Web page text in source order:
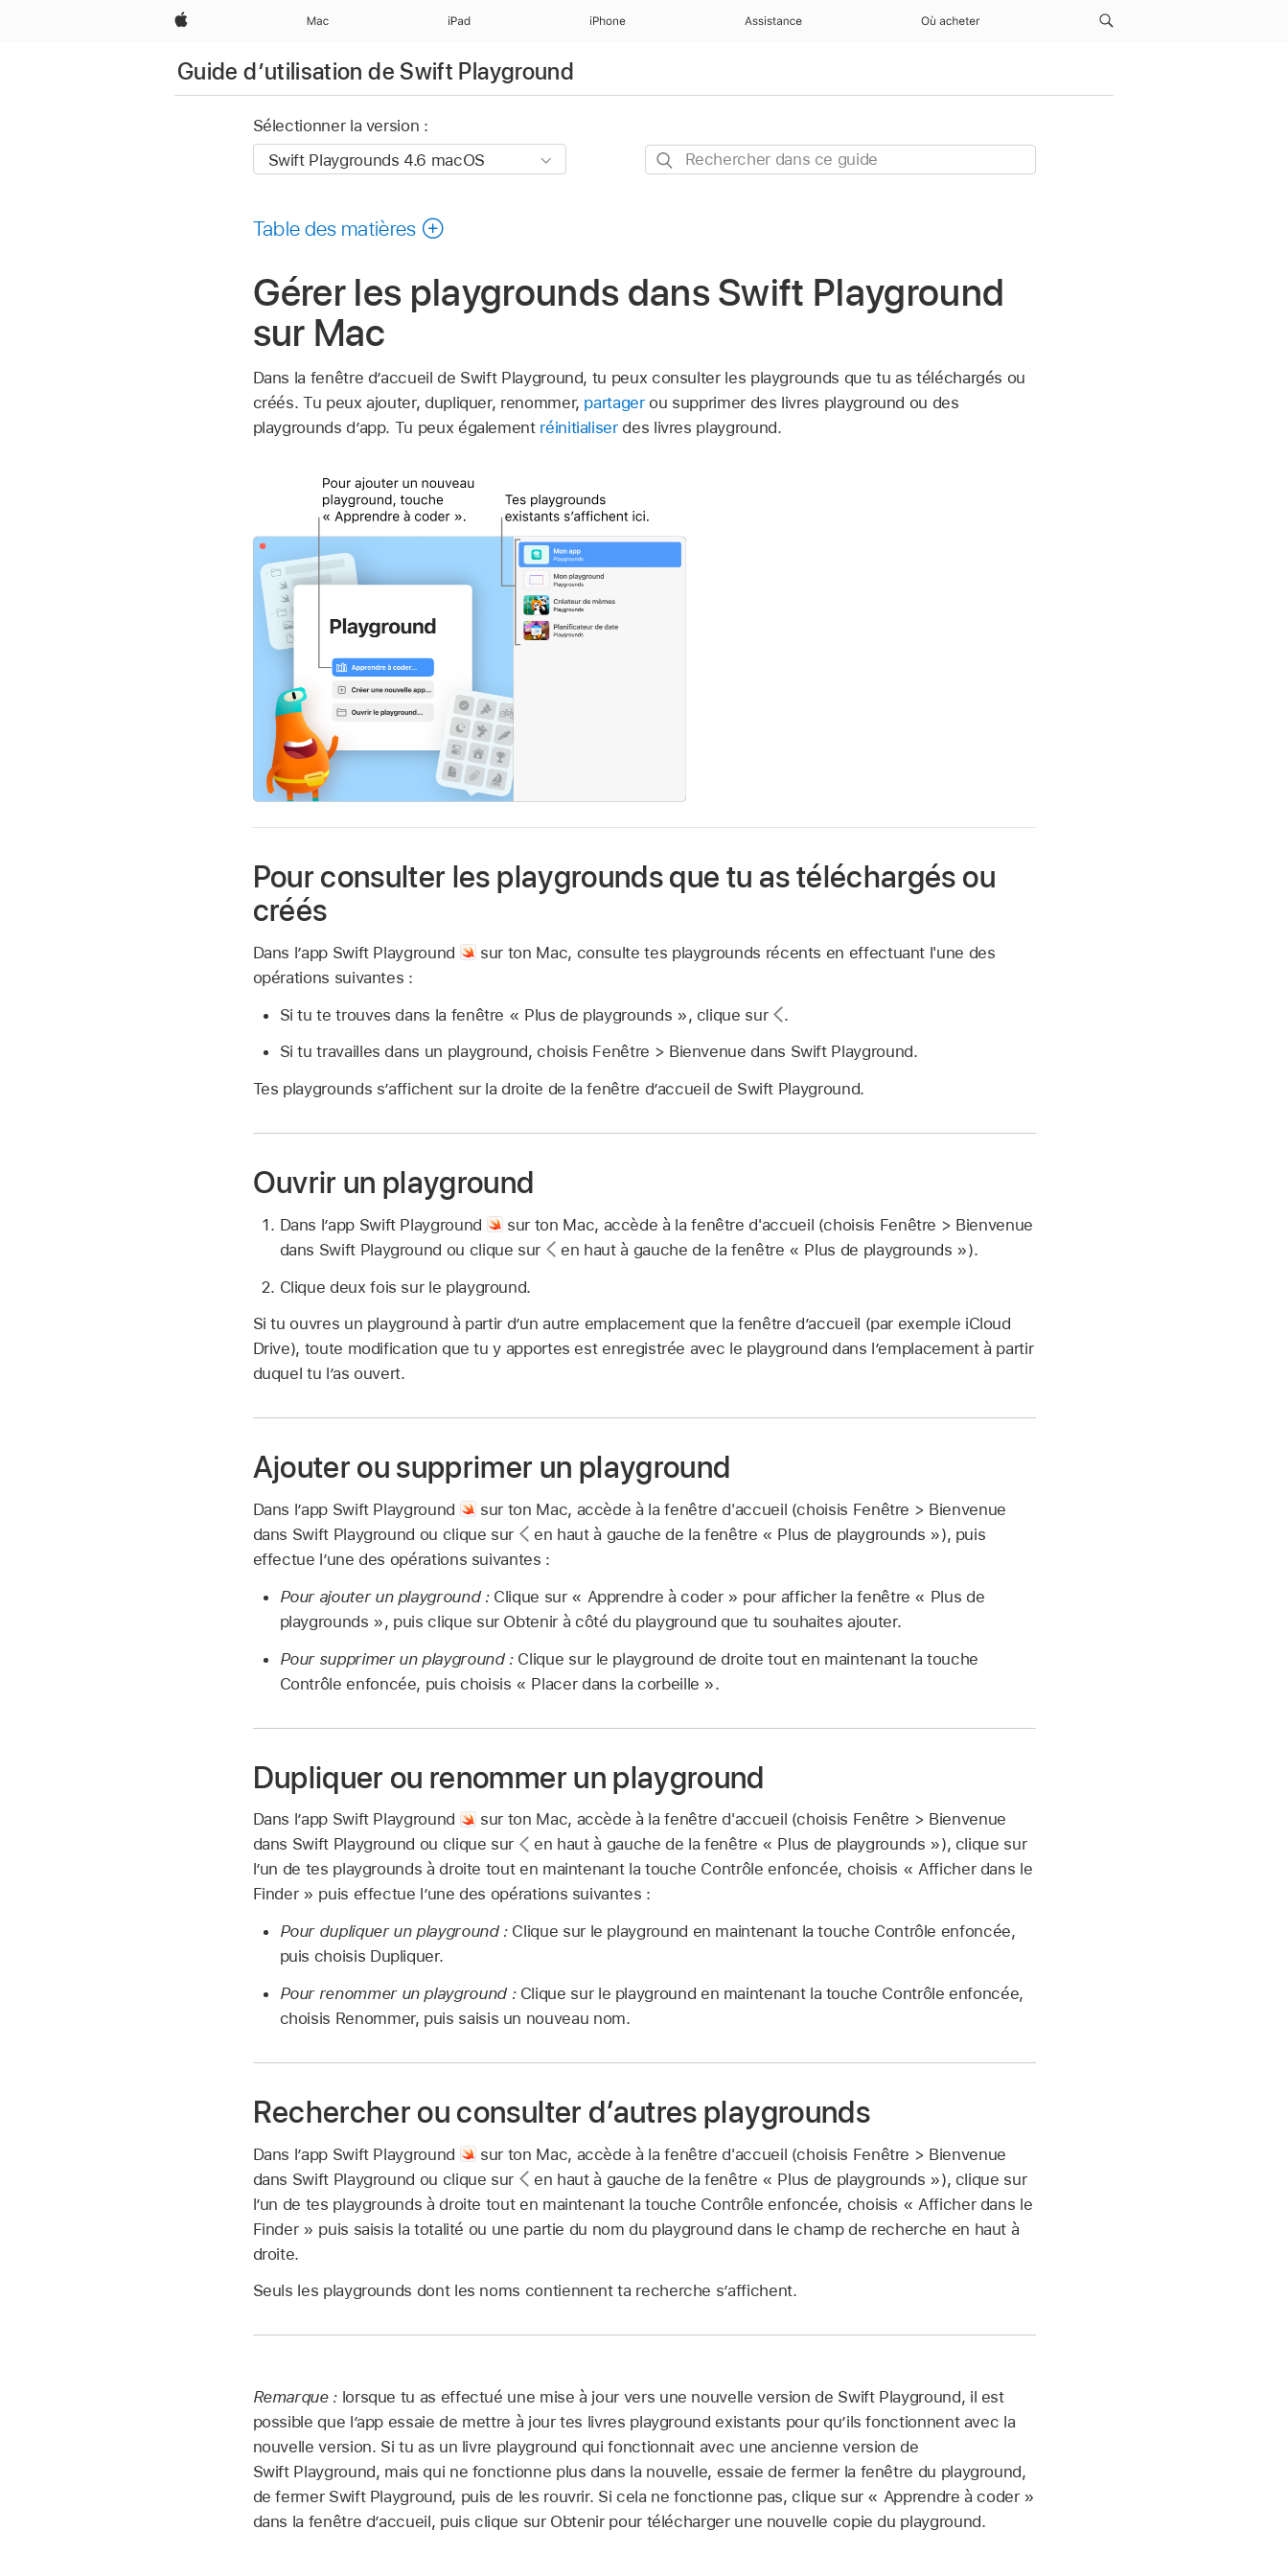
Apple Mac iPad iPhone Assistance Où acheter
Guide d’utilisation de Swift Playground
Sélectionner la version :
Rechercher
Table des matières
Gérer les playgrounds dans Swift Playground
sur Mac
Dans la fenêtre d’accueil de Swift Playground, tu peux consulter les playgrounds que tu as téléchargés ou
créés. Tu peux ajouter, dupliquer, renommer, partagerou supprimer des livres playground ou des
playgrounds d’app. Tu peux également réinitialiserdes livres playground.
Pour consulter les playgrounds que tu as téléchargés ou
créés
Dans l’app Swift Playground
sur ton Mac, consulte tes playgrounds récents en effectuant l'une des
opérations suivantes :
Si tu te trouves dans la fenêtre « Plus de playgrounds », clique sur
.
Si tu travailles dans un playground, choisis Fenêtre > Bienvenue dans Swift Playground.
Tes playgrounds s’affichent sur la droite de la fenêtre d’accueil de Swift Playground.
Ouvrir un playground
Dans l’app Swift Playground
sur ton Mac, accède à la fenêtre d'accueil (choisis Fenêtre > Bienvenue
dans Swift Playground ou clique sur
en haut à gauche de la fenêtre « Plus de playgrounds »).
Clique deux fois sur le playground.
Si tu ouvres un playground à partir d’un autre emplacement que la fenêtre d’accueil (par exemple iCloud
Drive), toute modification que tu y apportes est enregistrée avec le playground dans l’emplacement à partir
duquel tu l’as ouvert.
Ajouter ou supprimer un playground
Dans l’app Swift Playground
sur ton Mac, accède à la fenêtre d'accueil (choisis Fenêtre > Bienvenue
dans Swift Playground ou clique sur
en haut à gauche de la fenêtre « Plus de playgrounds »), puis
effectue l’une des opérations suivantes :
Pour ajouter un playground :Clique sur « Apprendre à coder » pour afficher la fenêtre « Plus de
playgrounds », puis clique sur Obtenir à côté du playground que tu souhaites ajouter.
Pour supprimer un playground :Clique sur le playground de droite tout en maintenant la touche
Contrôle enfoncée, puis choisis « Placer dans la corbeille ».
Dupliquer ou renommer un playground
Dans l’app Swift Playground
sur ton Mac, accède à la fenêtre d'accueil (choisis Fenêtre > Bienvenue
dans Swift Playground ou clique sur
en haut à gauche de la fenêtre « Plus de playgrounds »), clique sur
l’un de tes playgrounds à droite tout en maintenant la touche Contrôle enfoncée, choisis « Afficher dans le
Finder » puis effectue l’une des opérations suivantes :
Pour dupliquer un playground :Clique sur le playground en maintenant la touche Contrôle enfoncée,
puis choisis Dupliquer.
Pour renommer un playground :Clique sur le playground en maintenant la touche Contrôle enfoncée,
choisis Renommer, puis saisis un nouveau nom.
Rechercher ou consulter d’autres playgrounds
Dans l’app Swift Playground
sur ton Mac, accède à la fenêtre d'accueil (choisis Fenêtre > Bienvenue
dans Swift Playground ou clique sur
en haut à gauche de la fenêtre « Plus de playgrounds »), clique sur
l’un de tes playgrounds à droite tout en maintenant la touche Contrôle enfoncée, choisis « Afficher dans le
Finder » puis saisis la totalité ou une partie du nom du playground dans le champ de recherche en haut à
droite.
Seuls les playgrounds dont les noms contiennent ta recherche s’affichent.
Remarque : lorsque tu as effectué une mise à jour vers une nouvelle version de Swift Playground, il est
possible que l’app essaie de mettre à jour tes livres playground existants pour qu’ils fonctionnent avec la
nouvelle version. Si tu as un livre playground qui fonctionnait avec une ancienne version de
Swift Playground, mais qui ne fonctionne plus dans la nouvelle, essaie de fermer la fenêtre du playground,
de fermer Swift Playground, puis de les rouvrir. Si cela ne fonctionne pas, clique sur « Apprendre à coder »
dans la fenêtre d’accueil, puis clique sur Obtenir pour télécharger une nouvelle copie du playground.